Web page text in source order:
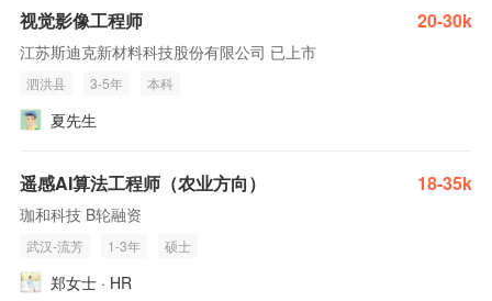
视觉影像工程师 20-30k
江苏斯迪克新材料科技股份有限公司 已上市
泗洪县 3-5年 本科
夏先生
遥感AI算法工程师（农业方向） 18-35k
珈和科技 B轮融资
武汉-流芳 1-3年 硕士
郑女士 · HR